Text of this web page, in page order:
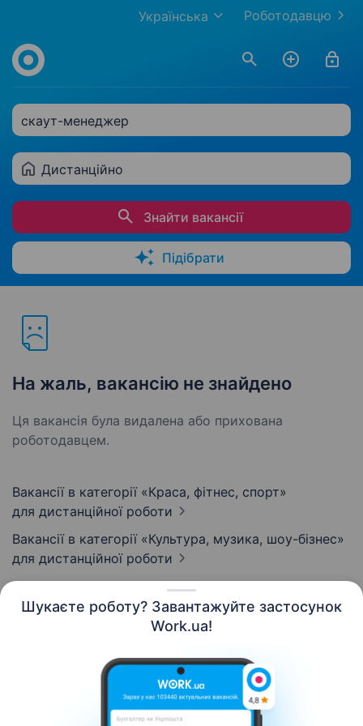
Шукаєте роботу? Завантажуйте застосунок
Work.ua!
Роботодавцю
Українська
скаут-менеджер
Дистанційно
Знайти вакансії
Підібрати
На жаль, вакансію не знайдено
Ця вакансія була видалена або прихована
роботодавцем.
Вакансії в категорії «Краса, фітнес, спорт»
для дистанційної роботи
Вакансії в категорії «Культура, музика, шоу-бізнес»
для дистанційної роботи